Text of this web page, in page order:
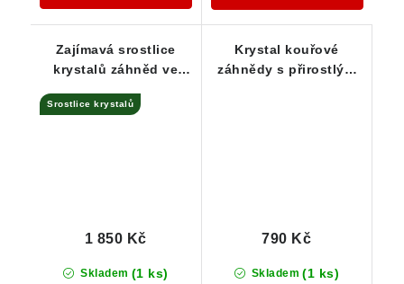
Zajímavá srostlice
krystalů záhněd ve
Srostlice krystalů
Skladem (1 ks)
1 850 Kč
Krystal kouřové
záhnědy s přirostlým
Skladem (1 ks)
790 Kč